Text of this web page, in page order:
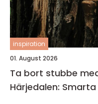
inspiration
01. August 2026
Ta bort stubbe
Härjedalen: